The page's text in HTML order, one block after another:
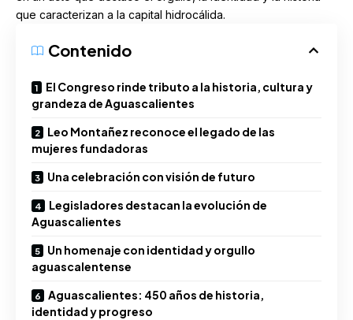
que caracterizan a la capital hidrocálida.
Contenido
El Congreso rinde tributo a la historia, cultura y
grandeza de Aguascalientes
Leo Montañez reconoce el legado de las
mujeres fundadoras
Una celebración con visión de futuro
Legisladores destacan la evolución de
Aguascalientes
Un homenaje con identidad y orgullo
aguascalentense
Aguascalientes: 450 años de historia,
identidad y progreso